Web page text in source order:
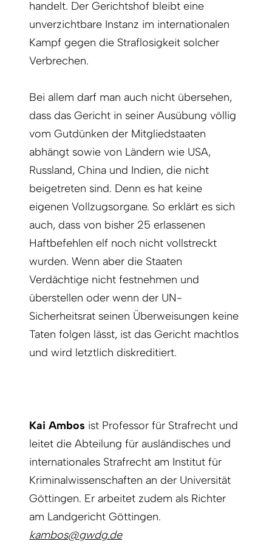
handelt. Der Gerichtshof bleibt eine
unverzichtbare Instanz im internationalen
Kampf gegen die Straflosigkeit solcher
Verbrechen.
Bei allem darf man auch nicht übersehen,
dass das Gericht in seiner Ausübung völlig
vom Gutdünken der Mitgliedstaaten
abhängt sowie von Ländern wie USA,
Russland, China und Indien, die nicht
beigetreten sind. Denn es hat keine
eigenen Vollzugsorgane. So erklärt es sich
auch, dass von bisher 25 erlassenen
Haftbefehlen elf noch nicht vollstreckt
wurden. Wenn aber die Staaten
Verdächtige nicht festnehmen und
überstellen oder wenn der UN-
Sicherheitsrat seinen Überweisungen keine
Taten folgen lässt, ist das Gericht machtlos
und wird letztlich diskreditiert.
Kai Ambos ist Professor für Strafrecht und
leitet die Abteilung für ausländisches und
internatio­nales Strafrecht am Institut für
Kriminalwissenschaften an der Universität
Göttingen. Er arbeitet zudem als Richter
am Landgericht Göttingen.
kambos@gwdg.de